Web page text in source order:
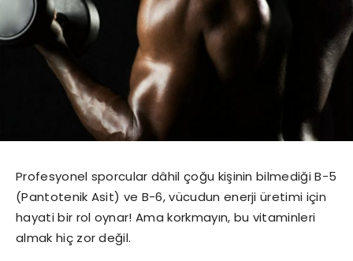
Profesyonel sporcular dâhil çoğu kişinin bilmediği B-5
(Pantotenik Asit) ve B-6, vücudun enerji üretimi için
hayati bir rol oynar! Ama korkmayın, bu vitaminleri
almak hiç zor değil.